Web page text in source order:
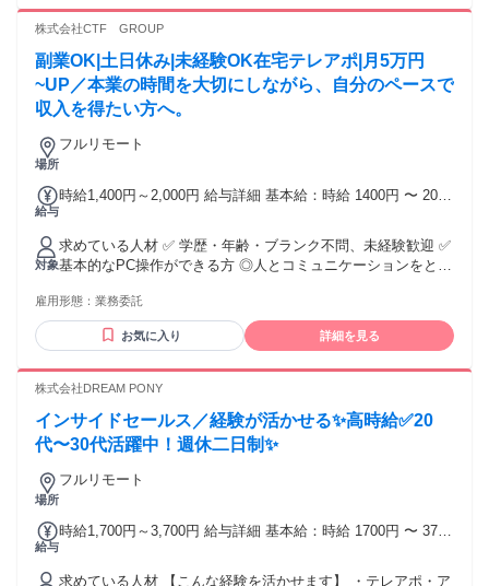
株式会社CTF GROUP
副業OK|土日休み|未経験OK在宅テレアポ|月5万円
~UP／本業の時間を大切にしながら、自分のペースで
収入を得たい方へ。
場所
フルリモート
給与
時給1,400円～2,000円 給与詳細 基本給：時給 1400円 〜 2000
る） スキル・成果次第で時給UP！
対象
求めている人材 ✅ 学歴・年齢・ブランク不問、未経験歓迎 ✅
基本的なPC操作ができる方 ◎人とコミュニケーションをとる
雇用形態： 業務委託
お気に入り 詳細を見る
株式会社DREAM PONY
インサイドセールス／経験が活かせる✨高時給✅20
代〜30代活躍中！週休二日制✨
場所
フルリモート
給与
時給1,700円～3,700円 給与詳細 基本給：時給 1700円 〜 3700
考慮して決定します。 【月収例】 ■月80時間稼働 時給1,700
求めている人材 【こんな経験を活かせます】 ・テレアポ・ア